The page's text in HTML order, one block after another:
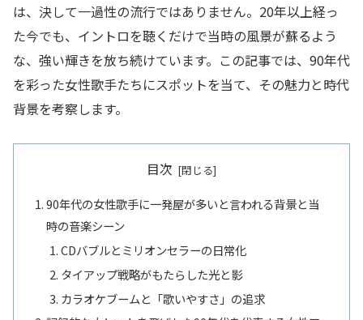
は、決して一過性の流行ではありません。20年以上経っ
た今でも、イントロを聴くだけで当時の風景が蘇るよう
な、強い輝きを放ち続けています。この記事では、90年代
を彩った女性歌手たちにスポットを当て、その魅力と時代
背景を考察します。
目次
90年代の女性歌手に一発屋が多いと言われる背景と当
時の音楽シーン
CDバブルとミリオンセラーの日常化
タイアップ戦略がもたらした光と影
カラオケブームと「歌いやすさ」の追求